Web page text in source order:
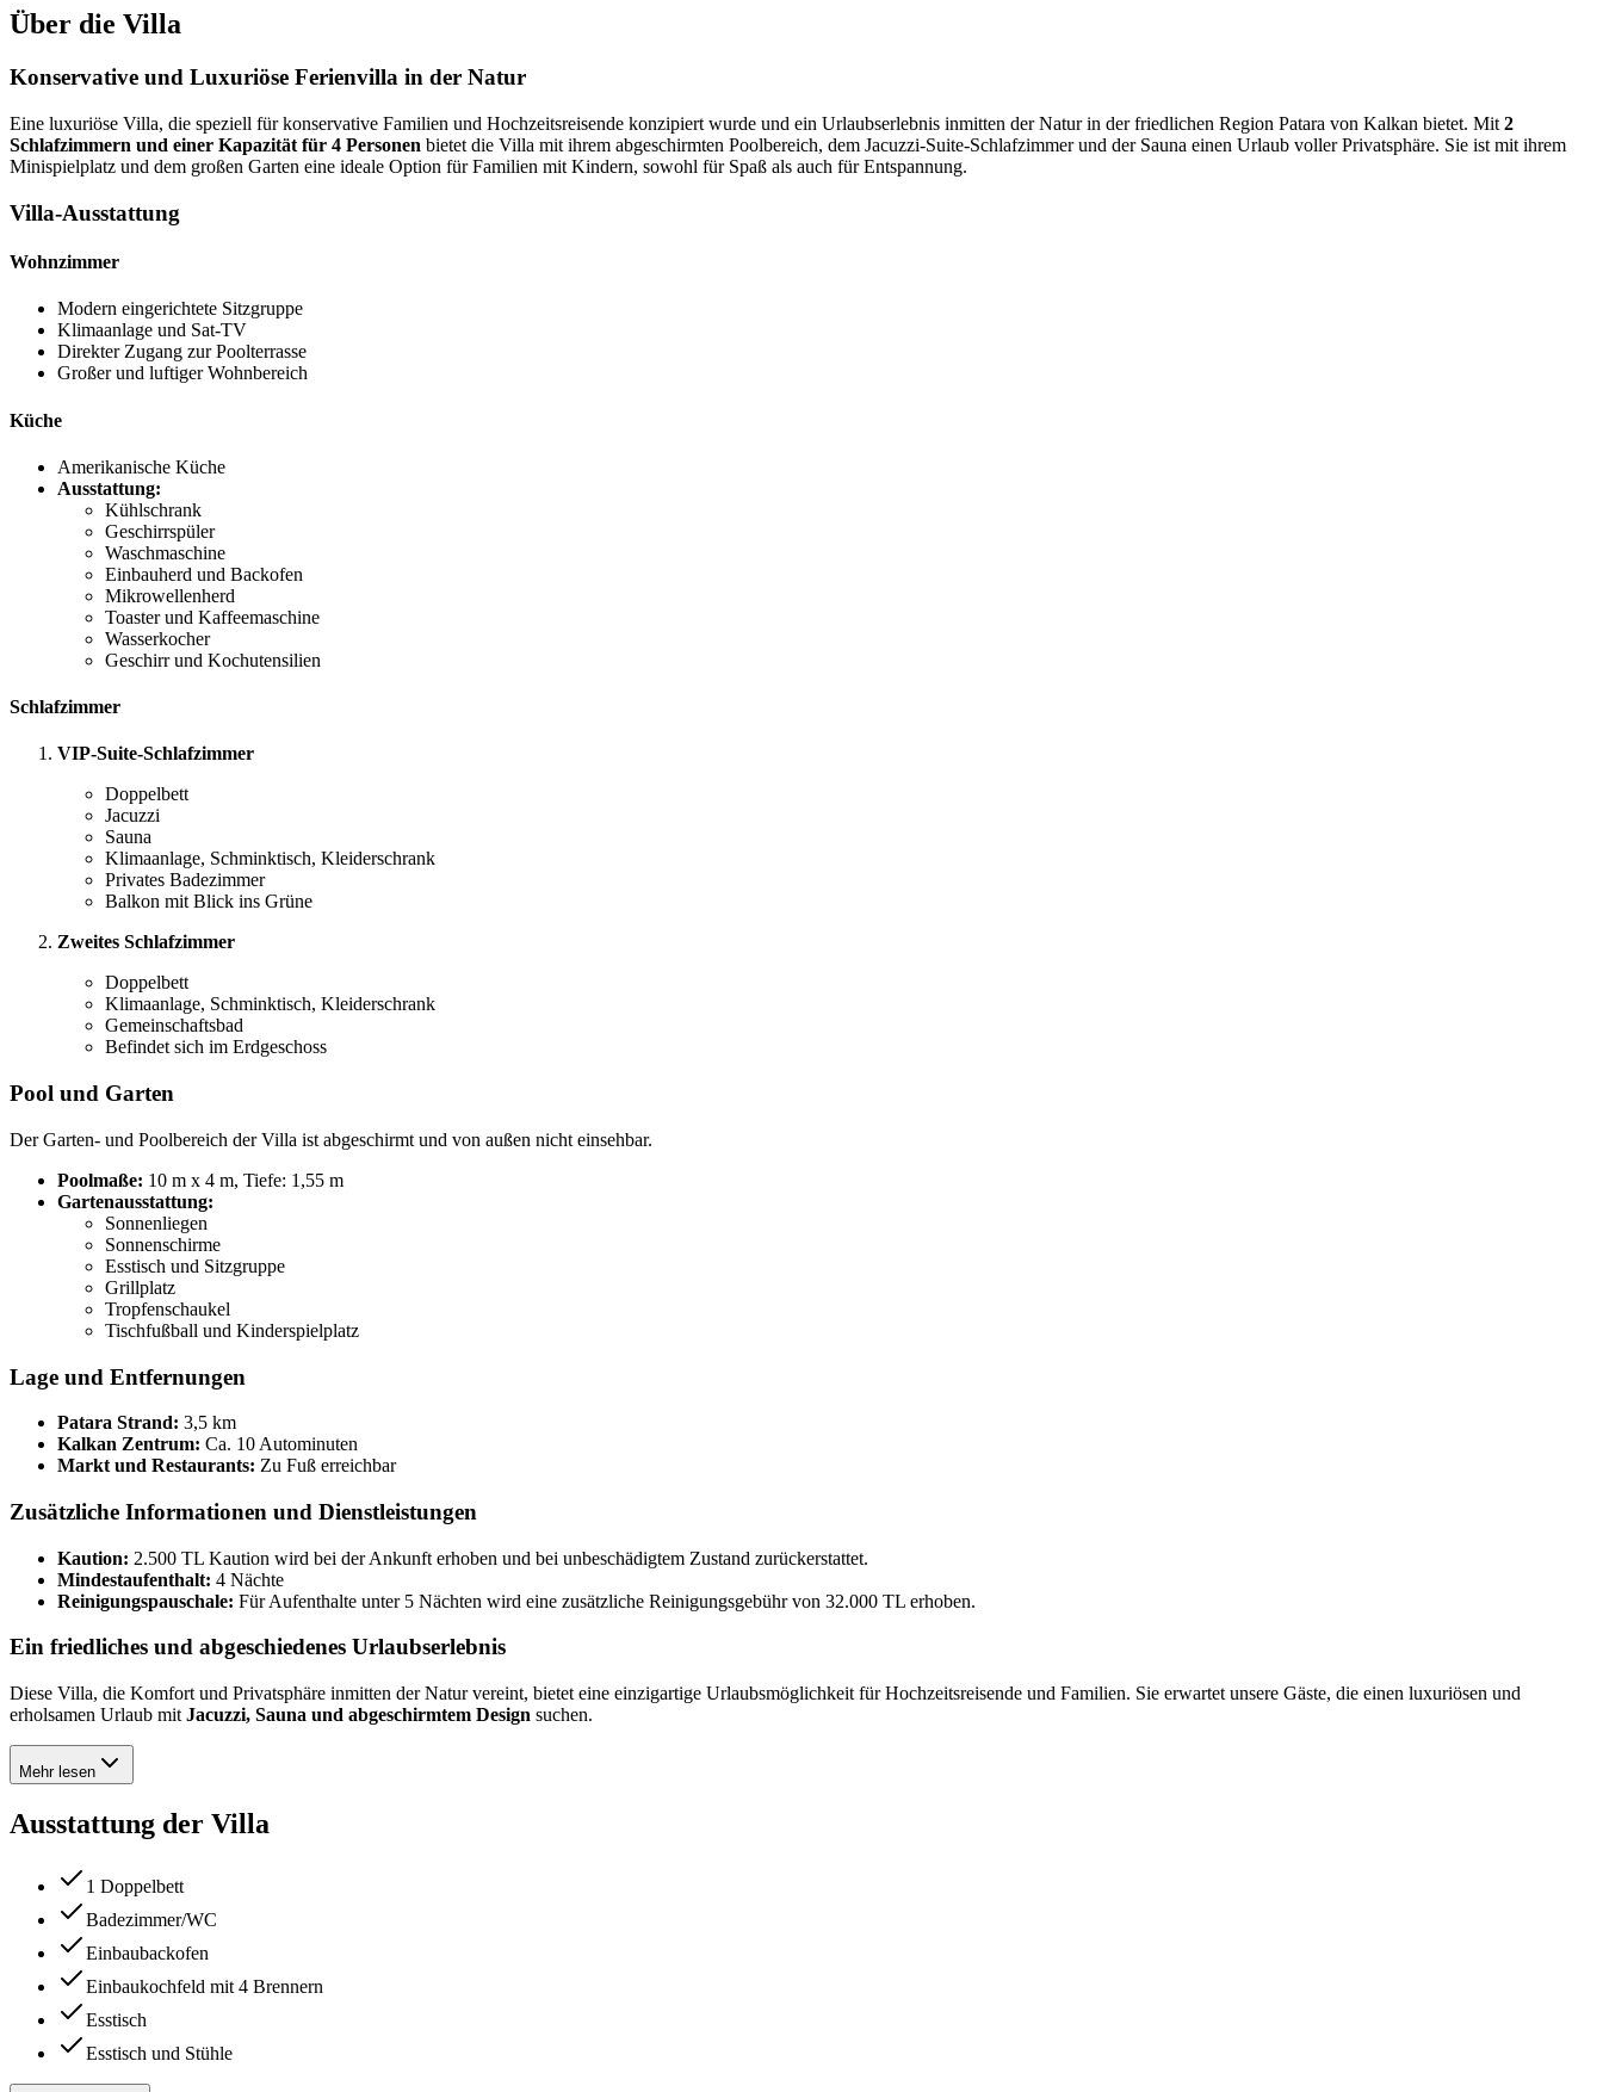
Über die Villa
Konservative und Luxuriöse Ferienvilla in der Natur
Eine luxuriöse Villa, die speziell für konservative Familien und Hochzeitsreisende konzipiert wurde und ein Urlaubserlebnis inmitten der Natur in der friedlichen Region Patara von Kalkan bietet. Mit 2
Schlafzimmern und einer Kapazität für 4 Personen bietet die Villa mit ihrem abgeschirmten Poolbereich, dem Jacuzzi-Suite-Schlafzimmer und der Sauna einen Urlaub voller Privatsphäre. Sie ist mit ihrem
Minispielplatz und dem großen Garten eine ideale Option für Familien mit Kindern, sowohl für Spaß als auch für Entspannung.
Villa-Ausstattung
Wohnzimmer
Modern eingerichtete Sitzgruppe
Klimaanlage und Sat-TV
Direkter Zugang zur Poolterrasse
Großer und luftiger Wohnbereich
Küche
Amerikanische Küche
Ausstattung:
Kühlschrank
Geschirrspüler
Waschmaschine
Einbauherd und Backofen
Mikrowellenherd
Toaster und Kaffeemaschine
Wasserkocher
Geschirr und Kochutensilien
Schlafzimmer
VIP-Suite-Schlafzimmer
Doppelbett
Jacuzzi
Sauna
Klimaanlage, Schminktisch, Kleiderschrank
Privates Badezimmer
Balkon mit Blick ins Grüne
Zweites Schlafzimmer
Doppelbett
Klimaanlage, Schminktisch, Kleiderschrank
Gemeinschaftsbad
Befindet sich im Erdgeschoss
Pool und Garten
Der Garten- und Poolbereich der Villa ist abgeschirmt und von außen nicht einsehbar.
Poolmaße: 10 m x 4 m, Tiefe: 1,55 m
Gartenausstattung:
Sonnenliegen
Sonnenschirme
Esstisch und Sitzgruppe
Grillplatz
Tropfenschaukel
Tischfußball und Kinderspielplatz
Lage und Entfernungen
Patara Strand: 3,5 km
Kalkan Zentrum: Ca. 10 Autominuten
Markt und Restaurants: Zu Fuß erreichbar
Zusätzliche Informationen und Dienstleistungen
Kaution: 2.500 TL Kaution wird bei der Ankunft erhoben und bei unbeschädigtem Zustand zurückerstattet.
Mindestaufenthalt: 4 Nächte
Reinigungspauschale: Für Aufenthalte unter 5 Nächten wird eine zusätzliche Reinigungsgebühr von 32.000 TL erhoben.
Ein friedliches und abgeschiedenes Urlaubserlebnis
Diese Villa, die Komfort und Privatsphäre inmitten der Natur vereint, bietet eine einzigartige Urlaubsmöglichkeit für Hochzeitsreisende und Familien. Sie erwartet unsere Gäste, die einen luxuriösen und
erholsamen Urlaub mit Jacuzzi, Sauna und abgeschirmtem Design suchen.
Mehr lesen
Ausstattung der Villa
1 Doppelbett
Badezimmer/WC
Einbaubackofen
Einbaukochfeld mit 4 Brennern
Esstisch
Esstisch und Stühle